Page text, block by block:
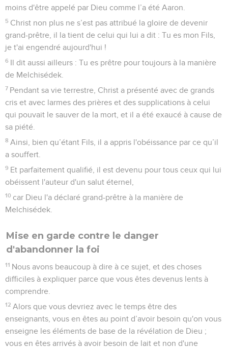
moins d'être appelé par Dieu comme l’a été Aaron.
5 Christ non plus ne s’est pas attribué la gloire de devenir
grand-prêtre, il la tient de celui qui lui a dit : Tu es mon Fils,
je t'ai engendré aujourd'hui !
6 Il dit aussi ailleurs : Tu es prêtre pour toujours à la manière
de Melchisédek.
7 Pendant sa vie terrestre, Christ a présenté avec de grands
cris et avec larmes des prières et des supplications à celui
qui pouvait le sauver de la mort, et il a été exaucé à cause de
sa piété.
8 Ainsi, bien qu’étant Fils, il a appris l'obéissance par ce qu’il
a souffert.
9 Et parfaitement qualifié, il est devenu pour tous ceux qui lui
obéissent l'auteur d'un salut éternel,
10 car Dieu l'a déclaré grand-prêtre à la manière de
Melchisédek.
Mise en garde contre le danger
d'abandonner la foi
11 Nous avons beaucoup à dire à ce sujet, et des choses
difficiles à expliquer parce que vous êtes devenus lents à
comprendre.
12 Alors que vous devriez avec le temps être des
enseignants, vous en êtes au point d’avoir besoin qu'on vous
enseigne les éléments de base de la révélation de Dieu ;
vous en êtes arrivés à avoir besoin de lait et non d'une